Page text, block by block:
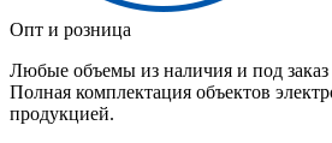
Опт и розница
Любые объемы из наличия и под
Полная комплектация объектов
продукцией.